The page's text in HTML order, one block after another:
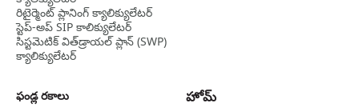
రిటైర్మెంట్ ప్లానింగ్ క్యాలిక్యులేటర్
స్టెప్-అప్ SIP కాలిక్యులేటర్
సిస్టమెటిక్ విత్‌డ్రాయల్ ప్లాన్ (SWP)
క్యాలిక్యులేటర్
ఫండ్ల రకాలు
హోమ్